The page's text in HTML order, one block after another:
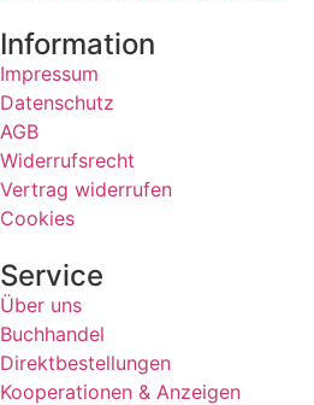
Information
Impressum
Datenschutz
AGB
Widerrufsrecht
Vertrag widerrufen
Cookies
Service
Über uns
Buchhandel
Direktbestellungen
Kooperationen & Anzeigen